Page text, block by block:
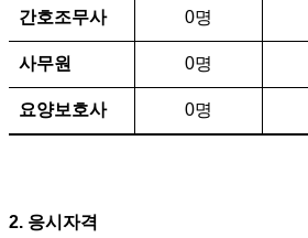
간호조무사 0명
사무원 0명
요양보호사 0명
2. 응시자격